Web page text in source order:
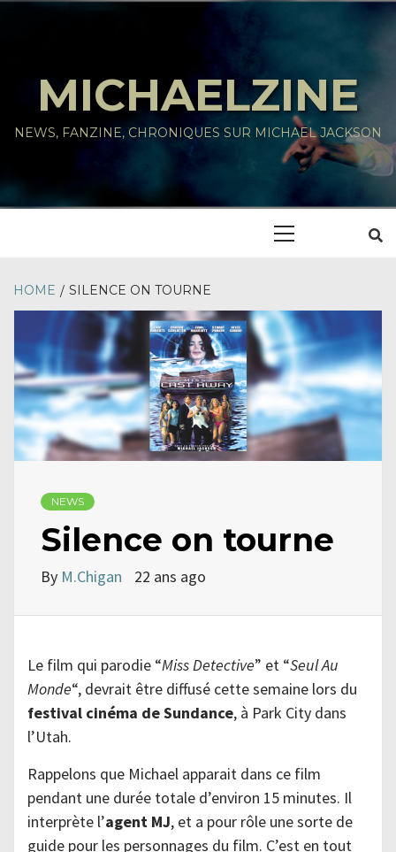
MICHAELZINE
NEWS, FANZINE, CHRONIQUES SUR MICHAEL JACKSON
HOME SILENCE ON TOURNE
NEWS
Silence on tourne
By M.Chigan 22 ans ago
Le film qui parodie “Miss Detective” et “Seul Au
Monde“, devrait être diffusé cette semaine lors du
festival cinéma de Sundance, à Park City dans
l’Utah.
Rappelons que Michael apparait dans ce film
pendant une durée totale d’environ 15 minutes. Il
interprète l’agent MJ, et a pour rôle une sorte de
guide pour les personnages du film. C’est en tout